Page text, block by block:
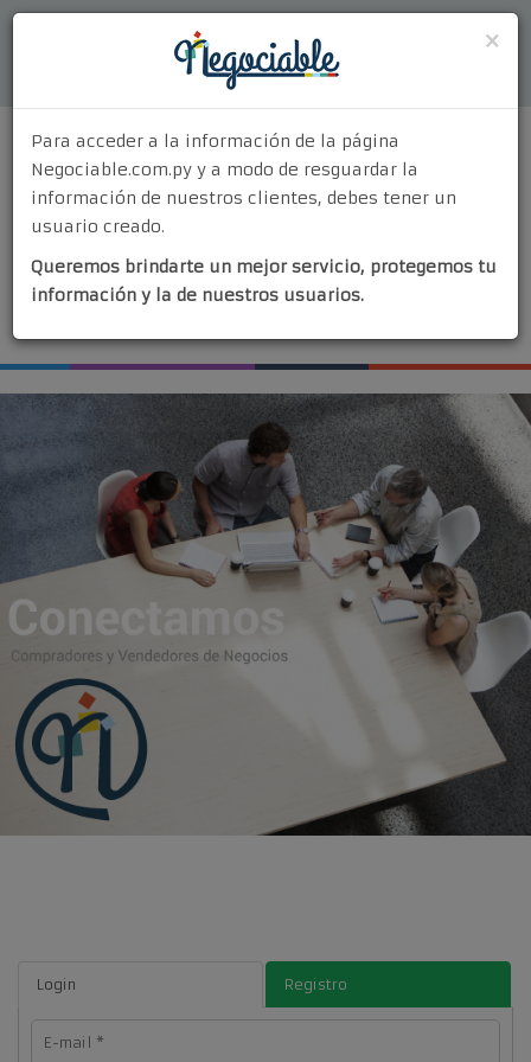
Quiénes Somos
¿Por Qué Elegirnos?
Nuestros Servicios
Contacto
Login Registro
×
Para acceder a la información de la página
Negociable.com.py y a modo de resguardar la
información de nuestros clientes, debes tener un
usuario creado.
Queremos brindarte un mejor servicio, protegemos tu
información y la de nuestros usuarios.